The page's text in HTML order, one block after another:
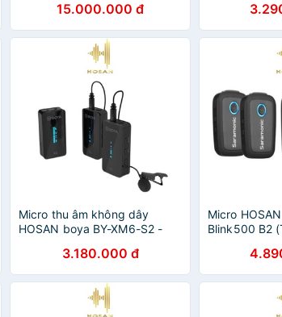
Thùng gỗ cao cấp 2 lớp
15.000.000 đ
14000 bài
Micro thu âm không dây
HOSAN boya BY-XM6-S2 -
không dây - Bảo hành 12
tháng
3.180.000 đ
Micro
Blink500 B2
Blink 500 -